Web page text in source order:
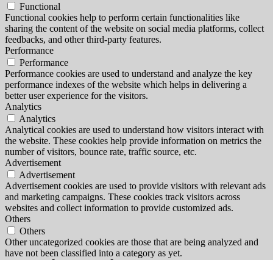
Functional
Functional cookies help to perform certain functionalities like
sharing the content of the website on social media platforms, collect
feedbacks, and other third-party features.
Performance
Performance
Performance cookies are used to understand and analyze the key
performance indexes of the website which helps in delivering a
better user experience for the visitors.
Analytics
Analytics
Analytical cookies are used to understand how visitors interact with
the website. These cookies help provide information on metrics the
number of visitors, bounce rate, traffic source, etc.
Advertisement
Advertisement
Advertisement cookies are used to provide visitors with relevant ads
and marketing campaigns. These cookies track visitors across
websites and collect information to provide customized ads.
Others
Others
Other uncategorized cookies are those that are being analyzed and
have not been classified into a category as yet.